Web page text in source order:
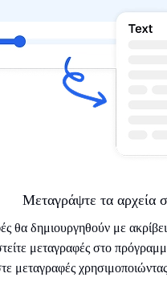
Μεταγράψτε τα αρχεία
θα δημιουργηθούν με
μεταγραφές στο
μεταγραφές